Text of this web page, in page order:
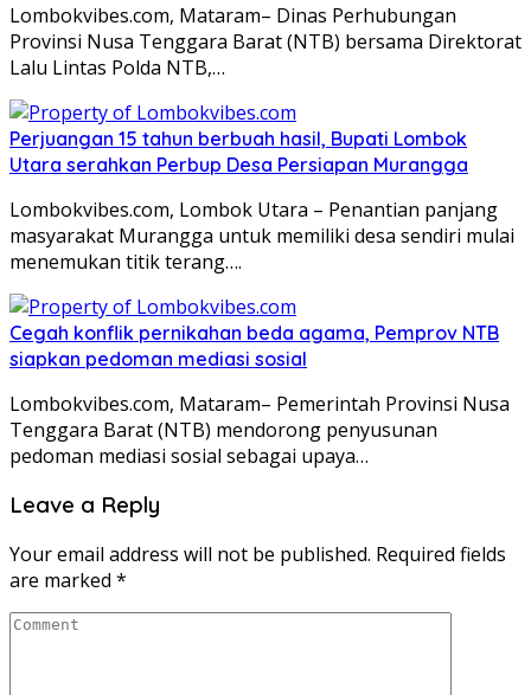
Lombokvibes.com, Mataram– Dinas Perhubungan
Provinsi Nusa Tenggara Barat (NTB) bersama Direktorat
Lalu Lintas Polda NTB,…
Perjuangan 15 tahun berbuah hasil, Bupati Lombok
Utara serahkan Perbup Desa Persiapan Murangga
Lombokvibes.com, Lombok Utara – Penantian panjang
masyarakat Murangga untuk memiliki desa sendiri mulai
menemukan titik terang….
Cegah konflik pernikahan beda agama, Pemprov NTB
siapkan pedoman mediasi sosial
Lombokvibes.com, Mataram– Pemerintah Provinsi Nusa
Tenggara Barat (NTB) mendorong penyusunan
pedoman mediasi sosial sebagai upaya…
Leave a Reply
Your email address will not be published. Required fields
are marked *